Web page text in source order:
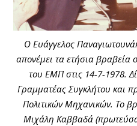
Ο Ευάγγελος
απονέμει τα ετήσια βραβεία
του ΕΜΠ στις 14-7-1978.
Γραμματέας Συγκλήτου και
Πολιτικών Μηχανικών. Το
Μιχάλη Καββαδά